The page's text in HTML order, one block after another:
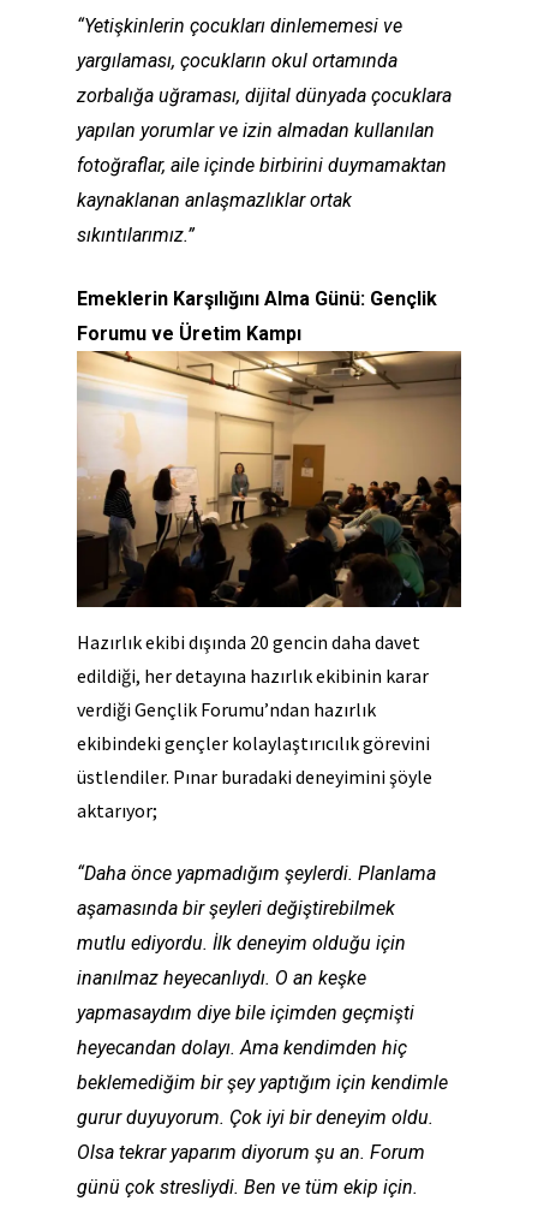
“Yetişkinlerin çocukları dinlememesi ve
yargılaması, çocukların okul ortamında
zorbalığa uğraması, dijital dünyada çocuklara
yapılan yorumlar ve izin almadan kullanılan
fotoğraflar, aile içinde birbirini duymamaktan
kaynaklanan anlaşmazlıklar ortak
sıkıntılarımız.”
Emeklerin Karşılığını Alma Günü: Gençlik
Forumu ve Üretim Kampı
Hazırlık ekibi dışında 20 gencin daha davet
edildiği, her detayına hazırlık ekibinin karar
verdiği Gençlik Forumu’ndan hazırlık
ekibindeki gençler kolaylaştırıcılık görevini
üstlendiler. Pınar buradaki deneyimini şöyle
aktarıyor;
“Daha önce yapmadığım şeylerdi. Planlama
aşamasında bir şeyleri değiştirebilmek
mutlu ediyordu. İlk deneyim olduğu için
inanılmaz heyecanlıydı. O an keşke
yapmasaydım diye bile içimden geçmişti
heyecandan dolayı. Ama kendimden hiç
beklemediğim bir şey yaptığım için kendimle
gurur duyuyorum. Çok iyi bir deneyim oldu.
Olsa tekrar yaparım diyorum şu an. Forum
günü çok stresliydi. Ben ve tüm ekip için.